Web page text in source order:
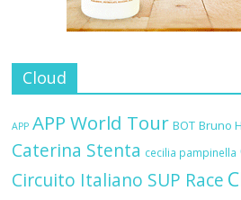
Cloud
APP APP World Tour BOT Bruno
Caterina Stenta cecilia pampinella
Circuito Italiano SUP Race